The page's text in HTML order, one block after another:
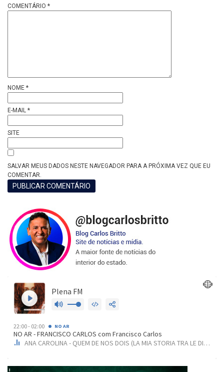
COMENTÁRIO *
NOME *
E-MAIL *
SITE
SALVAR MEUS DADOS NESTE NAVEGADOR PARA A PRÓXIMA VEZ QUE EU
COMENTAR.